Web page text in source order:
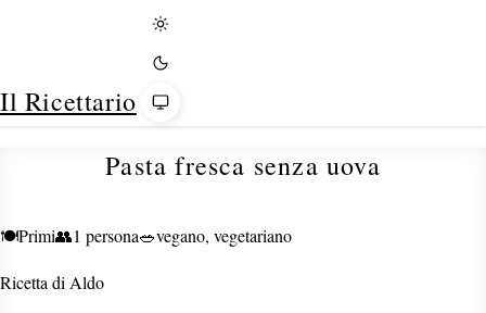
Il Ricettario
Tema
Pasta fresca senza uova
🍽️Primi👥1 persona🥗vegano, vegetariano
Ricetta di Aldo